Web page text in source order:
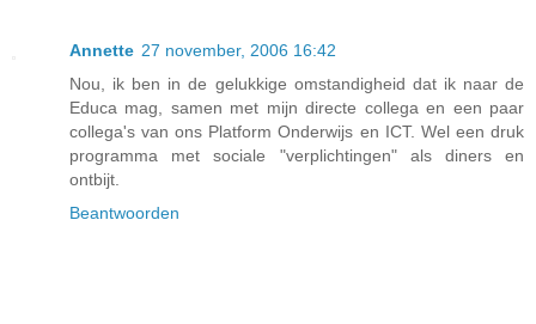
Annette 27 november, 2006 16:42
Nou, ik ben in de gelukkige omstandigheid dat ik naar de
Educa mag, samen met mijn directe collega en een paar
collega's van ons Platform Onderwijs en ICT. Wel een druk
programma met sociale "verplichtingen" als diners en
ontbijt.
Beantwoorden